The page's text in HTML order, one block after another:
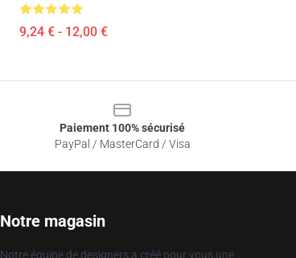
9,24 € - 12,00 €
Paiement 100% sécurisé
PayPal / MasterCard / Visa
Notre magasin
Notre équipe de designers a créé pour vous une